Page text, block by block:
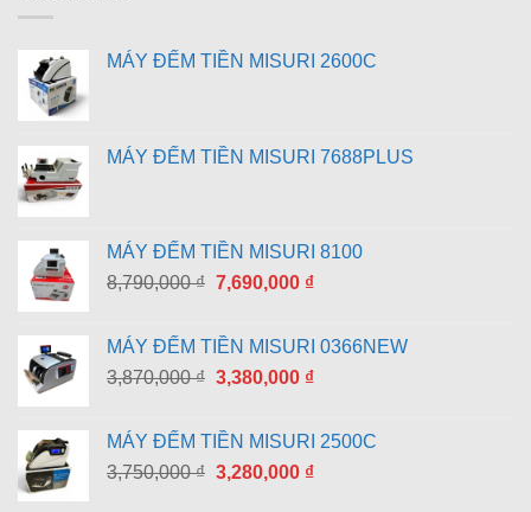
MÁY ĐẾM TIỀN MISURI 2600C
MÁY ĐẾM TIỀN MISURI 7688PLUS
MÁY ĐẾM TIỀN MISURI 8100
8,790,000₫ Giá
là:
8,790,000 ₫.
7,690,000 ₫Giá
là:
7,690,000 ₫.
MÁY ĐẾM TIỀN MISURI 0366NEW
3,870,000₫ Giá
là:
3,870,000 ₫.
3,380,000 ₫Giá
là:
3,380,000 ₫.
MÁY ĐẾM TIỀN MISURI 2500C
3,750,000₫ Giá
3,280,000 ₫Giá